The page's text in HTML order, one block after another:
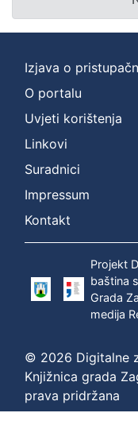
o
o
:
Zagrebec,
(1669 –
1742.)
P
k
a
n
o
Izjava o
O portalu
Uvjeti korištenja
Linkovi
Suradnici
Impressum
Kontakt
Projekt
baština
Grada
medija
© 2026 Digitalne
Knjižnica grada
prava pridržana